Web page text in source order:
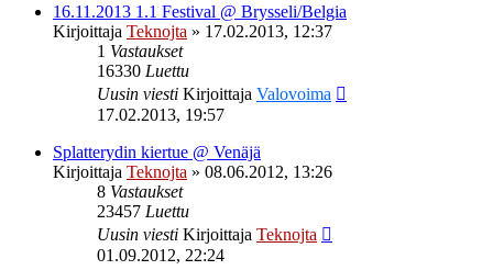
16.11.2013 1.1 Festival @ Brysseli/Belgia
Kirjoittaja Teknojta » 17.02.2013, 12:37
1 Vastaukset
16330 Luettu
Uusin viesti Kirjoittaja Valovoima
17.02.2013, 19:57
Splatterydin kiertue @ Venäjä
Kirjoittaja Teknojta » 08.06.2012, 13:26
8 Vastaukset
23457 Luettu
Uusin viesti Kirjoittaja Teknojta
01.09.2012, 22:24